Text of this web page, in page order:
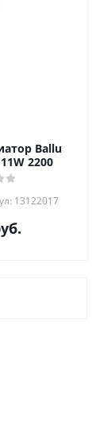
Ballu
2200
13122017